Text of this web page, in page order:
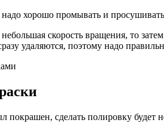
хорошо промывать и просушивать
скорость вращения, то
удаляются, поэтому надо
покрашен, сделать полировку